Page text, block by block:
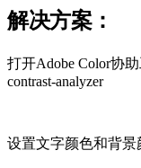
解决方案：
打开Adobe Color协助
contrast-analyzer
设置文字颜色和背